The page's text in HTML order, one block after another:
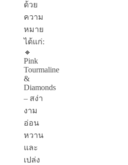
ด้วย
ความ
หมาย
ได้แก่:
🔸
Pink
Tourmaline
&
Diamonds
– สง่า
งาม
อ่อน
หวาน
และ
เปล่ง